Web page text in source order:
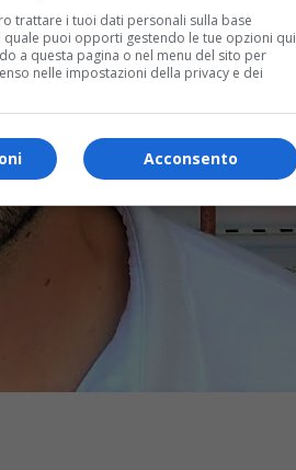
trattare i tuoi dati personali sulla base
quale puoi opporti gestendo le tue opzioni qui
a questa pagina o nel menu del sito per
nelle impostazioni della privacy e dei
Acconsento